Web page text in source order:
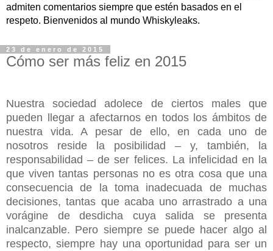
admiten comentarios siempre que estén basados en el
respeto. Bienvenidos al mundo Whiskyleaks.
23 de enero de 2015
Cómo ser más feliz en 2015
Nuestra sociedad adolece de ciertos males que
pueden llegar a afectarnos en todos los ámbitos de
nuestra vida. A pesar de ello, en cada uno de
nosotros reside la posibilidad – y, también, la
responsabilidad – de ser felices. La infelicidad en la
que viven tantas personas no es otra cosa que una
consecuencia de la toma inadecuada de muchas
decisiones, tantas que acaba uno arrastrado a una
vorágine de desdicha cuya salida se presenta
inalcanzable. Pero siempre se puede hacer algo al
respecto, siempre hay una oportunidad para ser un